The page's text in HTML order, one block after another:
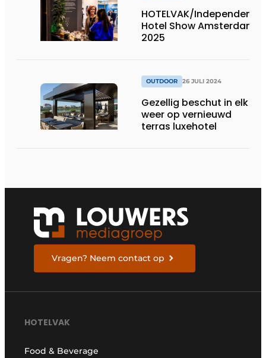
HOTELVAK/Independent
Hotel Show Amsterdam
2025
OUTDOOR 26 JULI 2024
Gezellig beschut in elk
weer op vernieuwd
terras luxehotel
Vragen? Neem contact op
HOTELVAK
Food & Beverage